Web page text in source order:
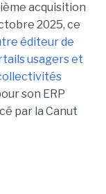
acquisition
2025, ce
éditeur de
usagers et
son ERP
par la Canut